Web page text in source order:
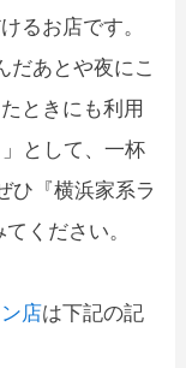
るお店です。
だあとや夜にこ
ときにも利用
として、一杯
ひ『横浜家系ラ
ください。
店は下記の記